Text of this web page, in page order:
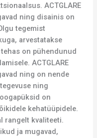
ACTGLARE
ning disainis on
tegemist
arvestatakse
on pühendunud
ACTGLARE
ning on nende
ning
on
kehatüüpidele.
rangelt kvaliteeti.
ja mugavad,